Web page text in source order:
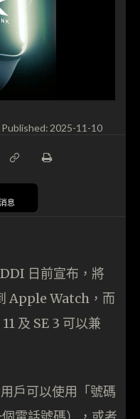
Published: 2025-11-10
息
日前宣布，將
Apple Watch，而
及 SE 3 可以兼
戶可以使用「號碼